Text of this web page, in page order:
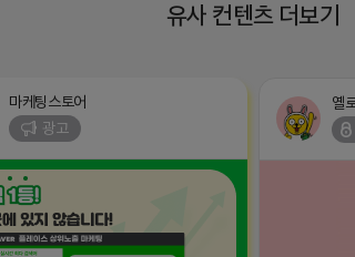
유사 컨텐츠 더보기
마케팅스토어
광고
옐